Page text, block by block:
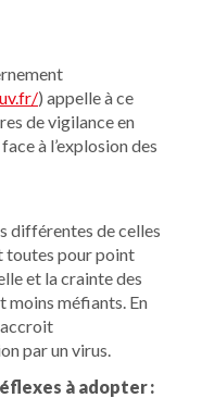
) appelle à ce
de vigilance en
à l’explosion des
différentes de celles
toutes pour point
et la crainte des
moins méfiants. En
accroit
par un virus.
à adopter :